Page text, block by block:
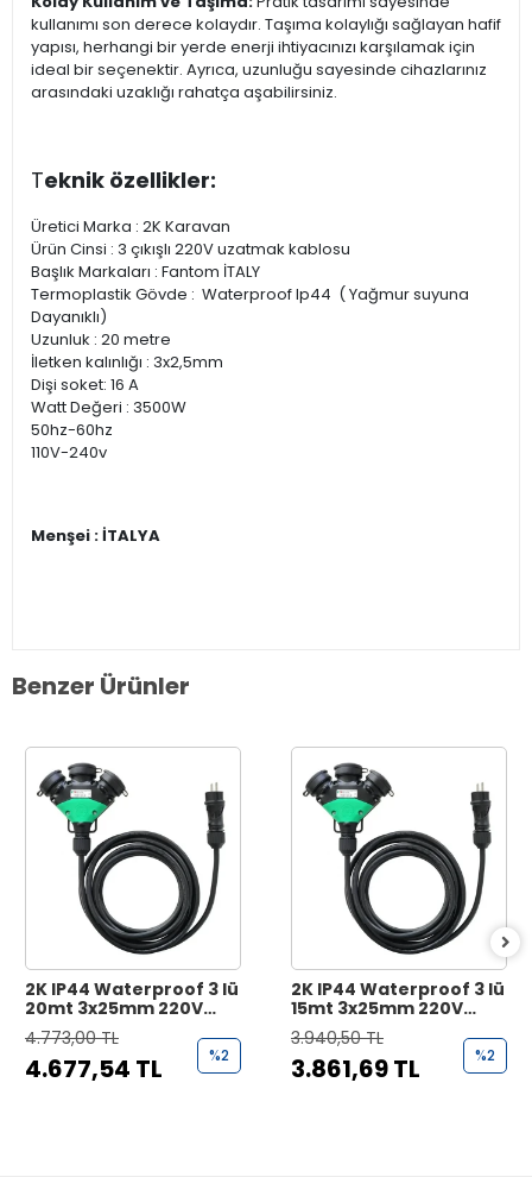
kullanımı son derece kolaydır. Taşıma kolaylığı sağlayan hafif
yapısı, herhangi bir yerde enerji ihtiyacınızı karşılamak için
ideal bir seçenektir. Ayrıca, uzunluğu sayesinde cihazlarınız
arasındaki uzaklığı rahatça aşabilirsiniz.
Teknik özellikler:
Üretici Marka : 2K Karavan
Ürün Cinsi : 3 çıkışlı 220V uzatmak kablosu
Başlık Markaları : Fantom İTALY
Termoplastik Gövde : Waterproof Ip44 ( Yağmur suyuna
Dayanıklı)
Uzunluk : 20 metre
İletken kalınlığı : 3x2,5mm
Dişi soket: 16 A
Watt Değeri : 3500W
50hz-60hz
110V-240v
Menşei : İTALYA
Benzer Ürünler
2K IP44 Waterproof 3 lü
20mt 3x25mm 220V
Enerji Uzatma Kablosu
4.773,00 TL
4.677,54 TL %2
2K IP44 Waterproof 3 lü
15mt 3x25mm 220V
Enerji Uzatma Kablosu
3.940,50 TL
3.861,69 TL %2